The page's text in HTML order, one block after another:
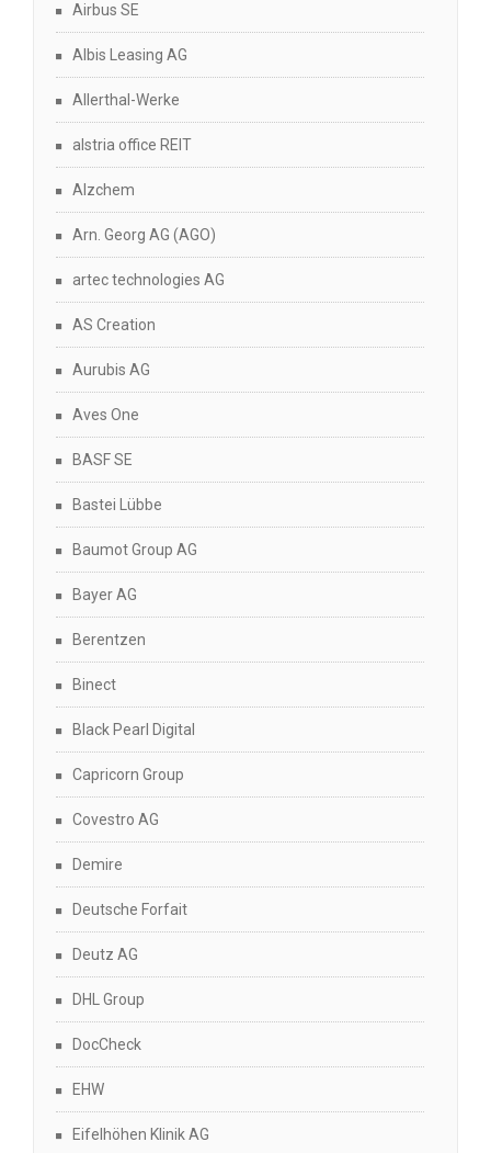
Airbus SE
Albis Leasing AG
Allerthal-Werke
alstria office REIT
Alzchem
Arn. Georg AG (AGO)
artec technologies AG
AS Creation
Aurubis AG
Aves One
BASF SE
Bastei Lübbe
Baumot Group AG
Bayer AG
Berentzen
Binect
Black Pearl Digital
Capricorn Group
Covestro AG
Demire
Deutsche Forfait
Deutz AG
DHL Group
DocCheck
EHW
Eifelhöhen Klinik AG